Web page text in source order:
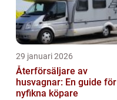
29 januari 2026
Återförsäljare av
husvagnar: En guide för
nyfikna köpare